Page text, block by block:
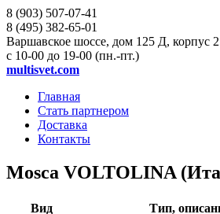
8 (903) 507-07-41
8 (495) 382-65-01
Варшавское шоссе, дом 125 Д, корпус
с 10-00 до 19-00 (пн.-пт.)
multisvet.com
Главная
Стать партнером
Доставка
Контакты
Mosca VOLTOLINA
Вид Тип,